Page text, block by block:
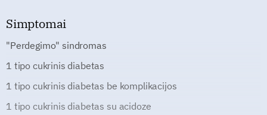
Simptomai
"Perdegimo" sindromas
1 tipo cukrinis diabetas
1 tipo cukrinis diabetas be komplikacijos
1 tipo cukrinis diabetas su acidoze